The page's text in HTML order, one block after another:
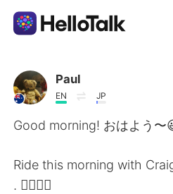
Aplikasi Pertukaran
AI Grammar Checker
Paul
EN JP
Good morning! おはよう〜
Ride this morning with
. 🚴‍♀️🚴‍♂️